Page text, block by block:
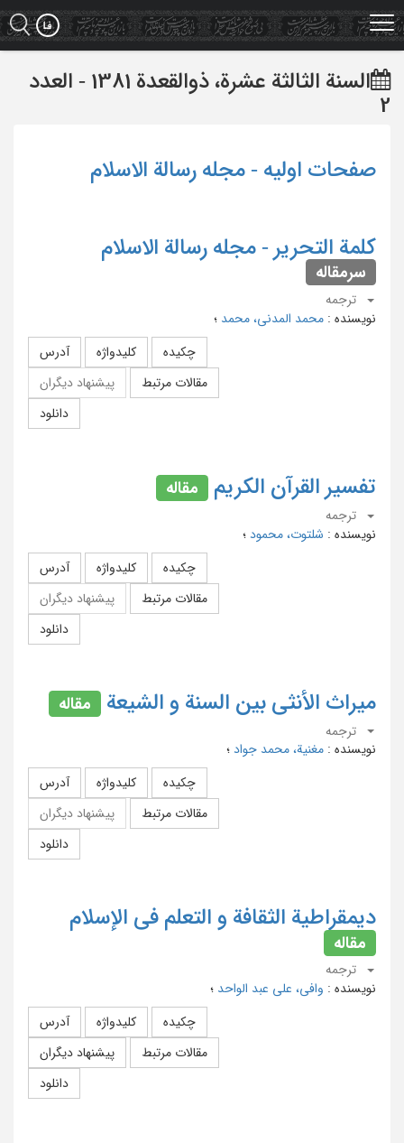
Skip
to
main
السنة الثالثة عشرة، ذوالقعدة 1381 - العدد
2
صفحات اولیه - مجله رسالة الاسلام
کلمة التحریر - مجله رسالة الاسلام
سرمقاله
ترجمه
نویسنده : محمد المدنی، محمد ؛
چکیده کلیدواژه آدرس
مقالات مرتبط پیشنهاد دیگران
دانلود
تفسیر القرآن الکریم مقاله
ترجمه
نویسنده : شلتوت، محمود ؛
چکیده کلیدواژه آدرس
مقالات مرتبط پیشنهاد دیگران
دانلود
میراث الأنثی بین السنة و الشیعة مقاله
ترجمه
نویسنده : مغنیة، محمد جواد ؛
چکیده کلیدواژه آدرس
مقالات مرتبط پیشنهاد دیگران
دانلود
دیمقراطیة الثقافة و التعلم فی الإسلام
مقاله
ترجمه
نویسنده : وافی، علی عبد الواحد ؛
چکیده کلیدواژه آدرس
مقالات مرتبط پیشنهاد دیگران
دانلود